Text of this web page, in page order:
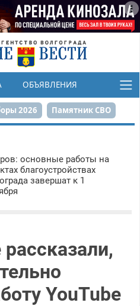
ОБЪЯВЛЕНИЯ
2026 Памятник СВО
Реконструкция ЦПКиО
Парк Героев-летчиков
основные работы на
благоустройствах
завершат к 1
YouTube